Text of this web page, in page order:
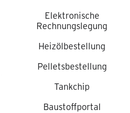
Elektronische
Rechnungslegung
Heizölbestellung
Pelletsbestellung
Tankchip
Baustoffportal